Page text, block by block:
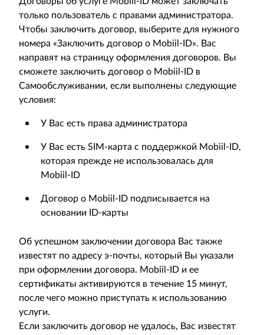
только пользователь с правами администратора.
Чтобы заключить договор, выберите для нужного
номера «Заключить договор о Mobiil-ID». Вас
направят на страницу оформления договоров. Вы
сможете заключить договор о Mobiil-ID в
Самообслуживании, если выполнены следующие
условия:
У Вас есть права администратора
У Вас есть SIM-карта с поддержкой Mobiil-ID,
которая прежде не использовалась для
Mobiil-ID
Договор о Mobiil-ID подписывается на
основании ID-карты
Об успешном заключении договора Вас также
известят по адресу э-почты, который Вы указали
при оформлении договора. Mobiil-ID и ее
сертификаты активируются в течение 15 минут,
после чего можно приступать к использованию
услуги.
Если заключить договор не удалось, Вас известят